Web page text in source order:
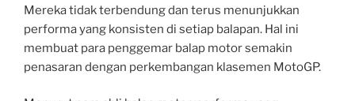
Mereka tidak terbendung dan terus menunjukkan
performa yang konsisten di setiap balapan. Hal ini
membuat para penggemar balap motor semakin
penasaran dengan perkembangan klasemen MotoGP.